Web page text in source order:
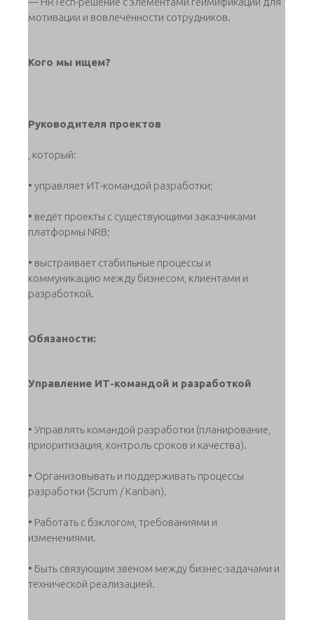
мотивации и вовлечённости сотрудников.
Кого мы ищем?
Руководителя проектов
, который:
• управляет ИТ-командой разработки;
• ведёт проекты с существующими заказчиками
платформы NRB;
• выстраивает стабильные процессы и
коммуникацию между бизнесом, клиентами и
разработкой.
Обязаности:
Управление ИТ-командой и разработкой
• Управлять командой разработки (планирование,
приоритизация, контроль сроков и качества).
• Организовывать и поддерживать процессы
разработки (Scrum / Kanban).
• Работать с бэклогом, требованиями и
изменениями.
• Быть связующим звеном между бизнес-задачами и
технической реализацией.